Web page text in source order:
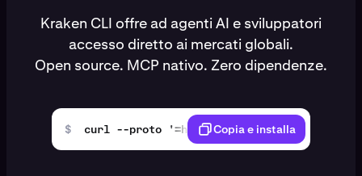
Kraken CLI offre ad agenti AI e sviluppatori
accesso diretto ai mercati globali.
Open source. MCP nativo. Zero dipendenze.
$ curl --proto '=https' --tlsv1.2 -LsSf
Copia e installa